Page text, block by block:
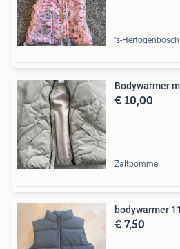
's-Hertogenbosch
Bodywarmer
€ 10,00
Zaltbommel
bodywarmer
€ 7,50